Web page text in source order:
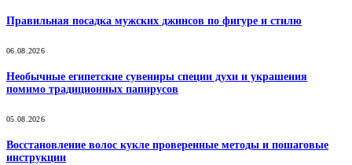
Правильная посадка мужских джинсов по фигуре и стилю
06.08.2026
Необычные египетские сувениры специи духи и украшения
помимо традиционных папирусов
05.08.2026
Восстановление волос кукле проверенные методы и пошаговые
инструкции